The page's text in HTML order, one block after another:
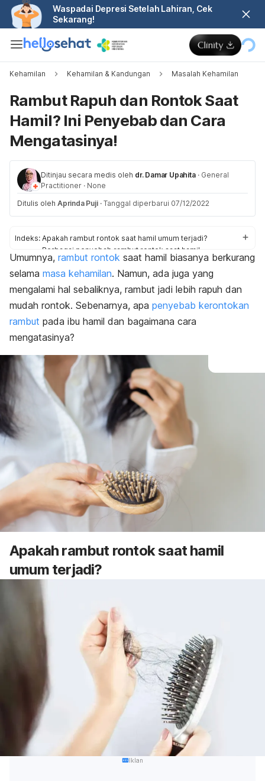
Waspadai Depresi Setelah Lahiran, Cek
Sekarang!
Kehamilan Kehamilan & Kandungan Masalah Kehamilan
Rambut Rapuh dan Rontok Saat
Hamil? Ini Penyebab dan Cara
Mengatasinya!
Ditinjau secara medis oleh dr. Damar Upahita · General
Practitioner · None
Ditulis oleh Aprinda Puji · Tanggal diperbarui 07/12/2022
Indeks: Apakah rambut rontok saat hamil umum terjadi?
Berbagai penyebab rambut rontok saat hamil
Bagaimana cara mengatasi rambut rontok saat hamil?
Umumnya, rambut rontok saat hamil biasanya berkurang
selama masa kehamilan. Namun, ada juga yang
mengalami hal sebaliknya, rambut jadi lebih rapuh dan
mudah rontok. Sebenarnya, apa penyebab kerontokan
rambut pada ibu hamil dan bagaimana cara
mengatasinya?
Apakah rambut rontok saat hamil
umum terjadi?
Iklan